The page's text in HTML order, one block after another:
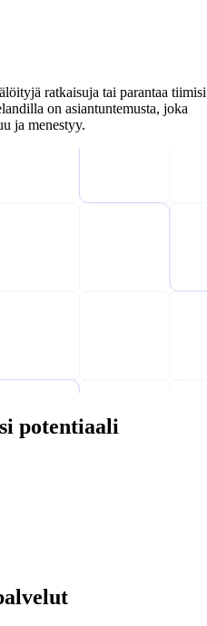
ratkaisuja tai parantaa tiimisi
on asiantuntemusta, joka
ja menestyy.
potentiaali